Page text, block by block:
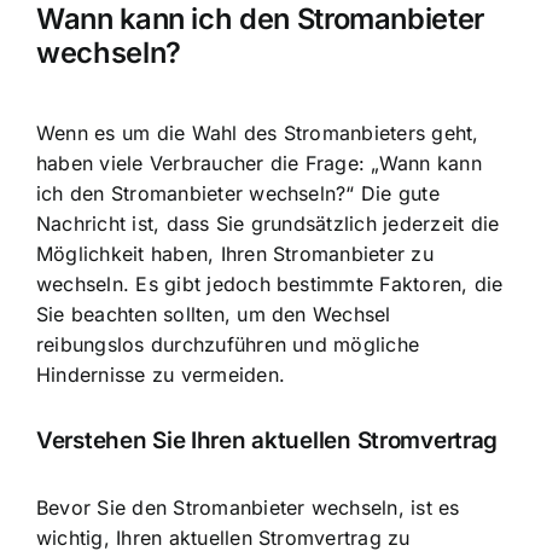
Wann kann ich den Stromanbieter
wechseln?
Wenn es um die Wahl des Stromanbieters geht,
haben viele Verbraucher die Frage: „Wann kann
ich den Stromanbieter wechseln?“ Die gute
Nachricht ist, dass Sie grundsätzlich jederzeit die
Möglichkeit haben, Ihren Stromanbieter zu
wechseln. Es gibt jedoch bestimmte Faktoren, die
Sie beachten sollten, um den Wechsel
reibungslos durchzuführen und mögliche
Hindernisse zu vermeiden.
Verstehen Sie Ihren aktuellen Stromvertrag
Bevor Sie den Stromanbieter wechseln, ist es
wichtig, Ihren aktuellen Stromvertrag zu